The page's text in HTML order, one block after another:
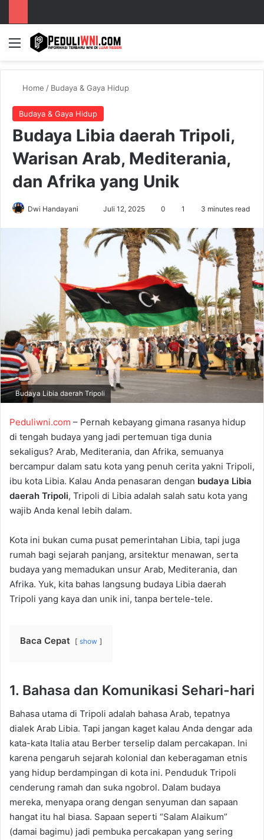
Menu
Home / Budaya & Gaya Hidup
Budaya & Gaya Hidup
Budaya Libia daerah Tripoli,
Warisan Arab, Mediterania,
dan Afrika yang Unik
Dwi Handayani
n
d
e
a
i
l
Juli 12, 2025 0 1 3 minutes read
Budaya Libia daerah Tripoli
Peduliwni.com – Pernah kebayang gimana rasanya hidup
di tengah budaya yang jadi pertemuan tiga dunia
sekaligus? Arab, Mediterania, dan Afrika, semuanya
bercampur dalam satu kota yang penuh cerita yakni Tripoli,
ibu kota Libia. Kalau Anda penasaran dengan budaya Libia
daerah Tripoli, Tripoli di Libia adalah salah satu kota yang
wajib Anda kenal lebih dalam.
Kota ini bukan cuma pusat pemerintahan Libia, tapi juga
rumah bagi sejarah panjang, arsitektur menawan, serta
budaya yang memadukan unsur Arab, Mediterania, dan
Afrika. Yuk, kita bahas langsung budaya Libia daerah
Tripoli yang kaya dan unik ini, tanpa bertele-tele.
Baca Cepat show
1. Bahasa dan Komunikasi Sehari-hari
Bahasa utama di Tripoli adalah bahasa Arab, tepatnya
dialek Arab Libia. Tapi jangan kaget kalau Anda dengar ada
kata-kata Italia atau Berber terselip dalam percakapan. Ini
karena pengaruh sejarah kolonial dan keberagaman etnis
yang hidup berdampingan di kota ini. Penduduk Tripoli
cenderung ramah dan suka ngobrol. Dalam budaya
mereka, menyapa orang dengan senyuman dan sapaan
hangat itu hal biasa. Sapaan seperti “Salam Alaikum”
(damai bagimu) jadi pembuka percakapan yang sering